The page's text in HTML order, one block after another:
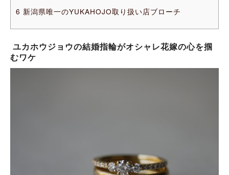
6 新潟県唯一のYUKAHOJO取り扱い店ブローチ
ユカホウジョウの結婚指輪がオシャレ花嫁の心を掴
むワケ